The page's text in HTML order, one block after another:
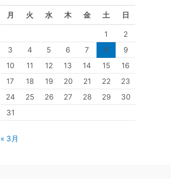
月 火 水 木 金 土 日
1
2
3
4 5 6 7 8
9
10
11 12 13 14 15
16
17
18 19 20 21 22
23
24
25 26 27 28 29
30
31
« 3月